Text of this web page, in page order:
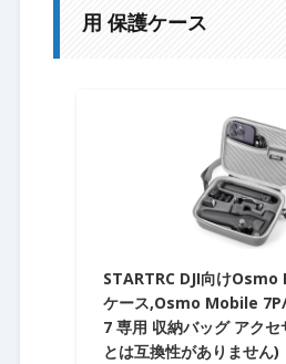
用 保護ケース
STARTRC DJI向け
ケース,Osmo Mobile
7 専用 収納バッグ アク
とは互換性がありません)